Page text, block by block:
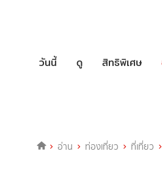
วันนี้ ดู สิทธิพิเศษ
อ่าน ท่องเที่ยว ที่เที่ยว